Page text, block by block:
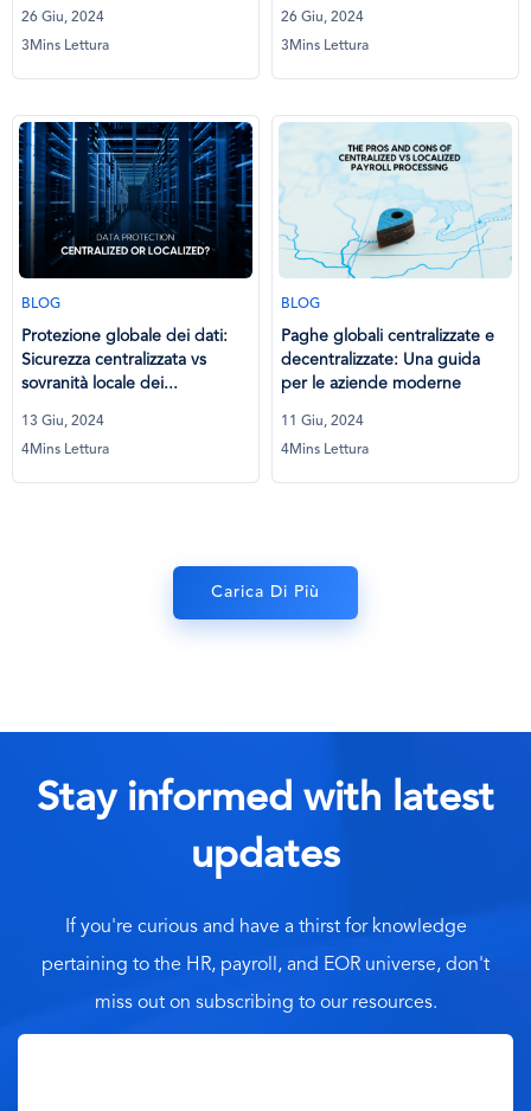
26 Giu, 2024
3Mins Lettura
26 Giu, 2024
3Mins Lettura
BLOG
Protezione globale dei dati:
Sicurezza centralizzata vs
sovranità locale dei...
13 Giu, 2024
4Mins Lettura
BLOG
Paghe globali centralizzate e
decentralizzate: Una guida
per le aziende moderne
11 Giu, 2024
4Mins Lettura
Carica Di Più
Stay informed with latest
updates
If you're curious and have a thirst for knowledge
pertaining to the HR, payroll, and EOR universe, don't
miss out on subscribing to our resources.